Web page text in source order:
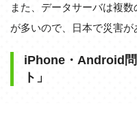
また、データサーバは複
が多いので、日本で災害が
iPhone・Android
ト」